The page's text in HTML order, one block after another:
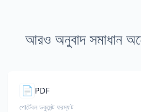
আরও অনুবাদ সমাধান
📄 PDF
পোর্টেবল ডকুমেন্ট ফরম্যাট